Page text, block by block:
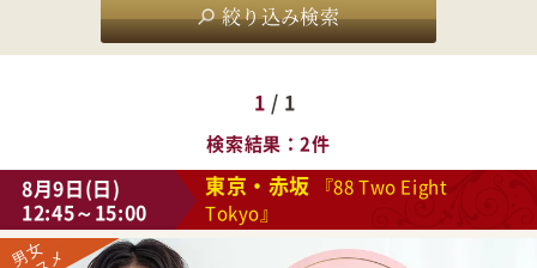
絞り込み検索
1 / 1
検索結果 2件
8月9日(日)
12:45～15:00
東京・赤坂
『88 Two Eight
Tokyo』